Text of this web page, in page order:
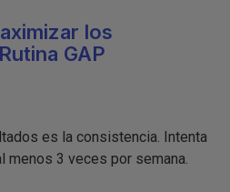
los
GAP
es la consistencia. Intenta
menos 3 veces por semana.